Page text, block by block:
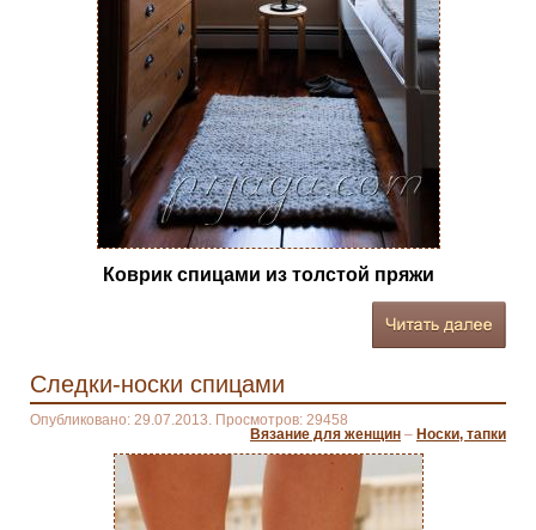
Коврик спицами из толстой пряжи
Следки-носки спицами
Опубликовано: 29.07.2013. Просмотров: 29458
Вязание для женщин – Носки, тапки